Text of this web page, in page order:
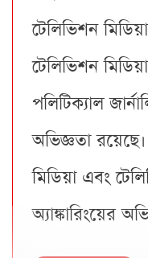
টেলিভিশন
টেলিভিশন
পলিটিক্যাল
অভিজ্ঞতা
মিডিয়া এবং
অ্যাঙ্কারিংয়ের